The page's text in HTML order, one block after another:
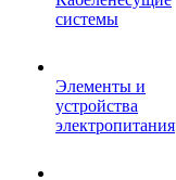
системы
Элементы и
устройства
электропитания